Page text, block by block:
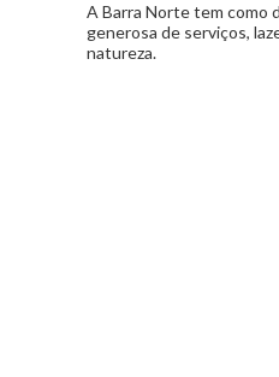
A Barra Norte tem como
generosa de serviços,
natureza.